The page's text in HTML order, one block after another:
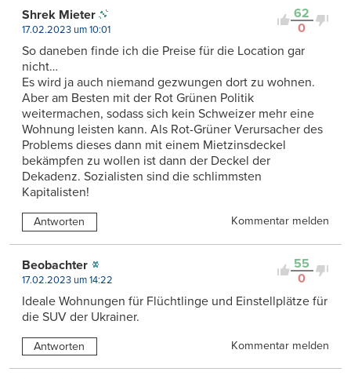
62
0
Shrek Mieter
17.02.2023 um 10:01
So daneben finde ich die Preise für die Location gar
nicht…
Es wird ja auch niemand gezwungen dort zu wohnen.
Aber am Besten mit der Rot Grünen Politik
weitermachen, sodass sich kein Schweizer mehr eine
Wohnung leisten kann. Als Rot-Grüner Verursacher des
Problems dieses dann mit einem Mietzinsdeckel
bekämpfen zu wollen ist dann der Deckel der
Dekadenz. Sozialisten sind die schlimmsten
Kapitalisten!
Antworten Kommentar melden
55
0
Beobachter
17.02.2023 um 14:22
Ideale Wohnungen für Flüchtlinge und Einstellplätze für
die SUV der Ukrainer.
Antworten Kommentar melden